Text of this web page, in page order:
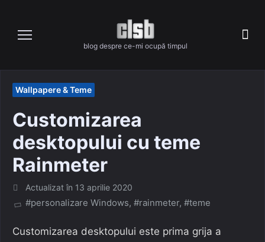
content
blog despre ce-mi ocupă timpul
Wallpapere & Teme
Customizarea
desktopului cu teme
Rainmeter
Posted
on
Actualizat în 13 aprilie 2020
#personalizare Windows, #rainmeter, #teme
Customizarea desktopului este prima grija a